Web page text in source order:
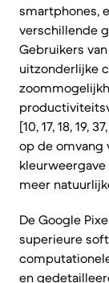
smartphones,
verschillende
Gebruikers
uitzonderlijke
[10, 17, 18, 19,
op de omvang
meer
De Google
superieure
en